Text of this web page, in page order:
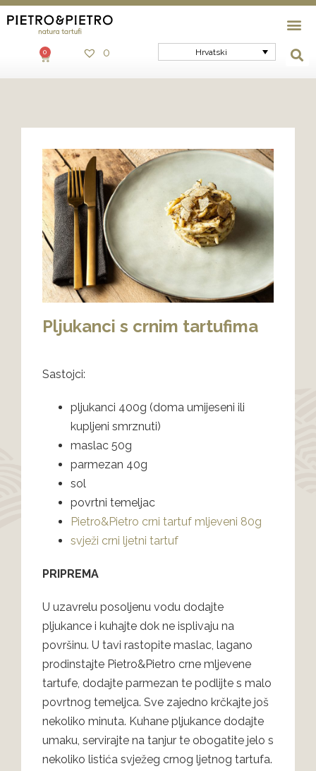
0 0 Hrvatski
Pljukanci s crnim tartufima
Sastojci:
pljukanci 400g (doma umijeseni ili
kupljeni smrznuti)
maslac 50g
parmezan 40g
sol
povrtni temeljac
Pietro&Pietro crni tartuf mljeveni 80g
svježi crni ljetni tartuf
PRIPREMA
U uzavrelu posoljenu vodu dodajte
pljukance i kuhajte dok ne isplivaju na
površinu. U tavi rastopite maslac, lagano
prodinstajte Pietro&Pietro crne mljevene
tartufe, dodajte parmezan te podlijte s malo
povrtnog temeljca. Sve zajedno krčkajte još
nekoliko minuta. Kuhane pljukance dodajte
umaku, servirajte na tanjur te obogatite jelo s
nekoliko listića svježeg crnog ljetnog tartufa.